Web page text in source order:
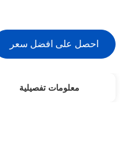
احصل على افضل سعر
معلومات تفصيلية